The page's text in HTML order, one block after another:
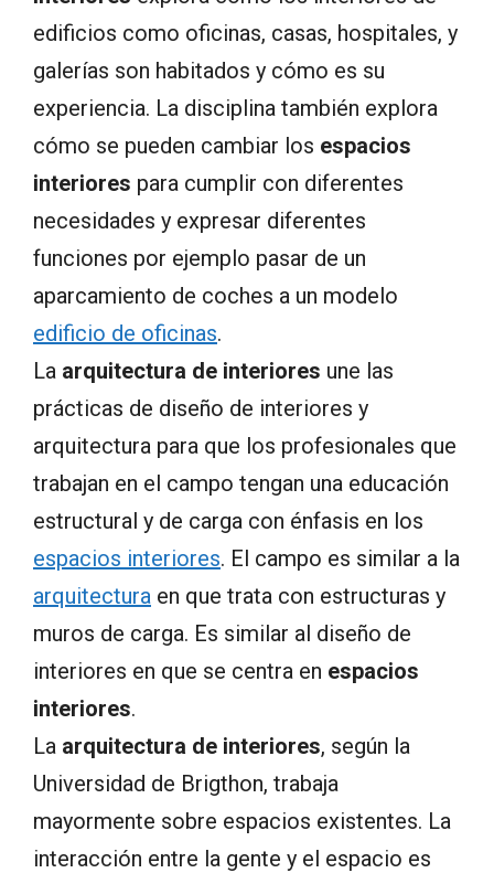
edificios como oficinas, casas, hospitales, y
galerías son habitados y cómo es su
experiencia. La disciplina también explora
cómo se pueden cambiar los espacios
interiores para cumplir con diferentes
necesidades y expresar diferentes
funciones por ejemplo pasar de un
aparcamiento de coches a un modelo
edificio de oficinas.
La arquitectura de interiores une las
prácticas de diseño de interiores y
arquitectura para que los profesionales que
trabajan en el campo tengan una educación
estructural y de carga con énfasis en los
espacios interiores. El campo es similar a la
arquitectura en que trata con estructuras y
muros de carga. Es similar al diseño de
interiores en que se centra en espacios
interiores.
La arquitectura de interiores, según la
Universidad de Brigthon, trabaja
mayormente sobre espacios existentes. La
interacción entre la gente y el espacio es